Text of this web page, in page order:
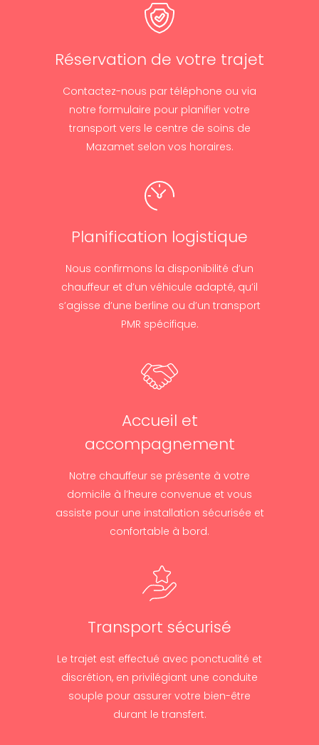
Réservation de votre trajet
Contactez-nous par téléphone ou via
notre formulaire pour planifier votre
transport vers le centre de soins de
Mazamet selon vos horaires.
Planification logistique
Nous confirmons la disponibilité d’un
chauffeur et d’un véhicule adapté, qu’il
s’agisse d’une berline ou d’un transport
PMR spécifique.
Accueil et
accompagnement
Notre chauffeur se présente à votre
domicile à l’heure convenue et vous
assiste pour une installation sécurisée et
confortable à bord.
Transport sécurisé
Le trajet est effectué avec ponctualité et
discrétion, en privilégiant une conduite
souple pour assurer votre bien-être
durant le transfert.